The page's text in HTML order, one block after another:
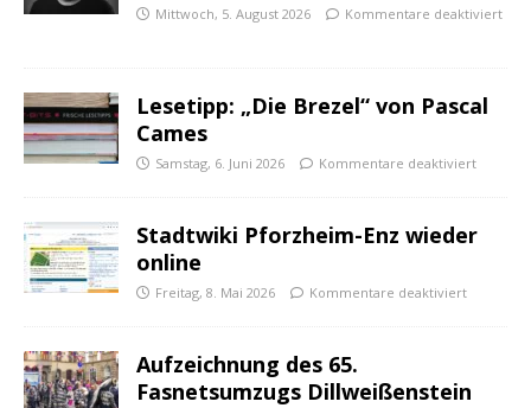
Mittwoch, 5. August 2026 Kommentare deaktiviert
Lesetipp: „Die Brezel“ von Pascal
Cames
Samstag, 6. Juni 2026 Kommentare deaktiviert
Stadtwiki Pforzheim-Enz wieder
online
Freitag, 8. Mai 2026 Kommentare deaktiviert
Aufzeichnung des 65.
Fasnetsumzugs Dillweißenstein